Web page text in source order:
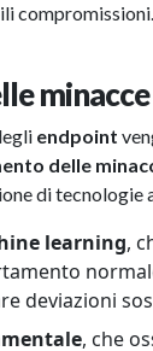
compromissioni.
minacce
endpoint
delle
di tecnologie
learning,
deviazioni
, che